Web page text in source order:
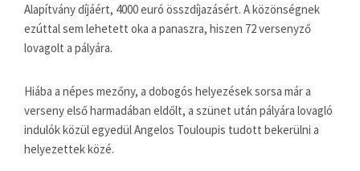
Alapítvány díjáért, 4000 euró összdíjazásért. A közönségnek
ezúttal sem lehetett oka a panaszra, hiszen 72 versenyző
lovagolt a pályára.
Hiába a népes mezőny, a dobogós helyezések sorsa már a
verseny első harmadában eldőlt, a szünet után pályára lovagló
indulók közül egyedül Angelos Touloupis tudott bekerülni a
helyezettek közé.